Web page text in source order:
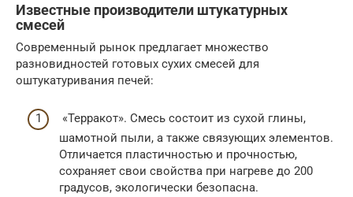
Известные производители штукатурных
смесей
Современный рынок предлагает множество
разновидностей готовых сухих смесей для
оштукатуривания печей:
«Терракот». Смесь состоит из сухой глины,
шамотной пыли, а также связующих элементов.
Отличается пластичностью и прочностью,
сохраняет свои свойства при нагреве до 200
градусов, экологически безопасна.